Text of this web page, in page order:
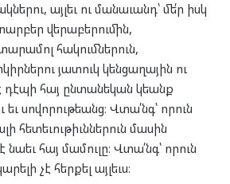
այլեւ ու մանաւանդ՝ մե՛ր իսկ
վերաբերումին,
հակումներուն,
յատուկ կենցաղային ու
դէպի հայ ընտանեկան կեանք
սովորութեանց։ Վտա՛նգ՝ որուն
հետեւութիւններուն մասին
հայ մամուլը։ Վտա՛նգ՝ որուն
չէ հերքել այլեւս։